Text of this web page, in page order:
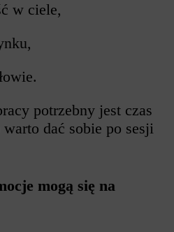
w ciele,
potrzebny jest czas
dać sobie po sesji
mogą się na